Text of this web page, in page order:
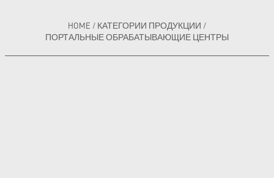
HOME / КАТЕГОРИИ ПРОДУКЦИИ /
ПОРТАЛЬНЫЕ ОБРАБАТЫВАЮЩИЕ ЦЕНТРЫ